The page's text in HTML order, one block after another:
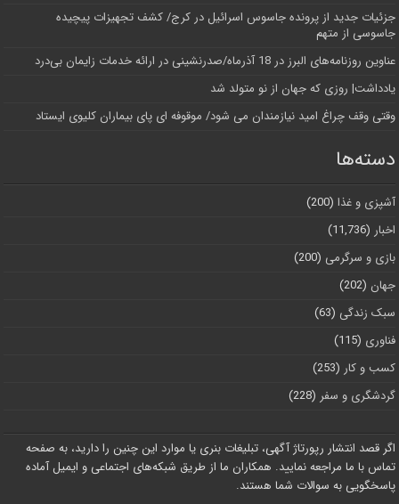
جزئیات جدید از پرونده جاسوس اسرائیل در کرج/‌ کشف تجهیزات پیچیده
جاسوسی از متهم
عناوین روزنامه‌های البرز در ‌18 آذرماه/صدرنشینی در ارائه خدمات زایمان بی‌درد
یادداشت| روزی که جهان از نو متولد شد
وقتی وقف چراغ امید نیازمندان می شود/ موقوفه ای پای بیماران کلیوی ایستاد
دسته‌ها
آشپزی و غذا (200)
اخبار (11,736)
بازی و سرگرمی (200)
جهان (202)
سبک زندگی (63)
فناوری (115)
کسب و کار (253)
گردشگری و سفر (228)
اگر قصد انتشار رپورتاژ آگهی، تبلیغات بنری یا موارد این چنین را دارید، به صفحه
تماس با ما مراجعه نمایید. همکاران ما از طریق شبکه‌های اجتماعی و ایمیل آماده
پاسخگویی به سوالات شما هستند.